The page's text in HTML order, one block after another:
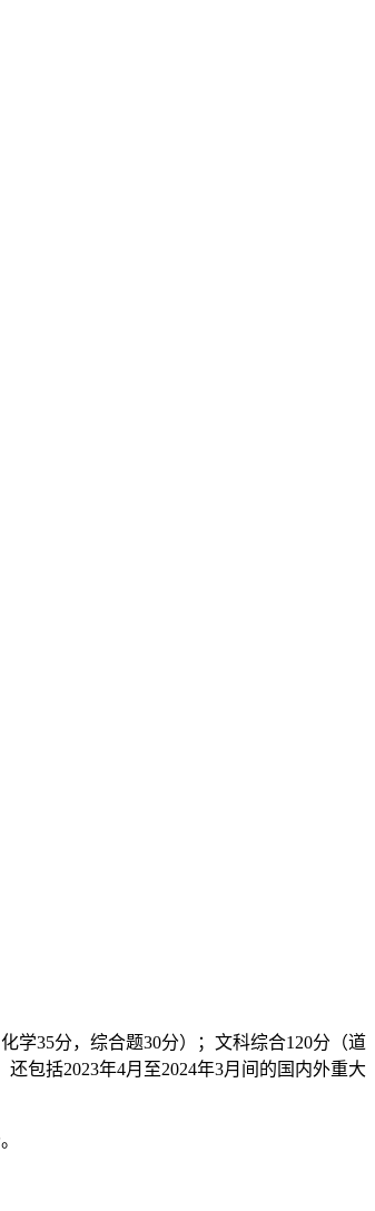
学35分，综合题30分）；文科综合120分（道
包括2023年4月至2024年3月间的国内外重大